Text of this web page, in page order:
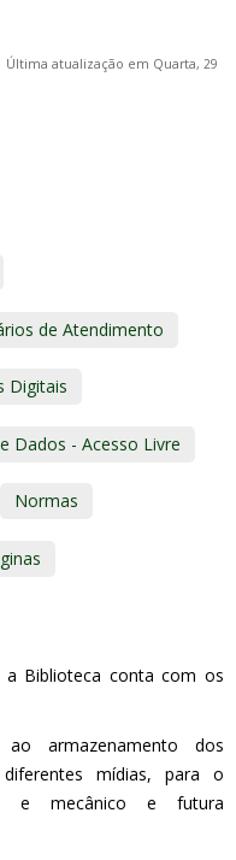
Última atualização em Quarta, 29
de Atendimento
Digitais
Dados - Acesso Livre
Normas
a Biblioteca conta com os
armazenamento dos
mídias, para o
e mecânico e futura